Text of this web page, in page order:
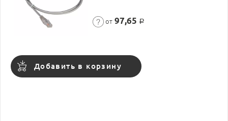
от 97,65 Р
Добавить в корзину